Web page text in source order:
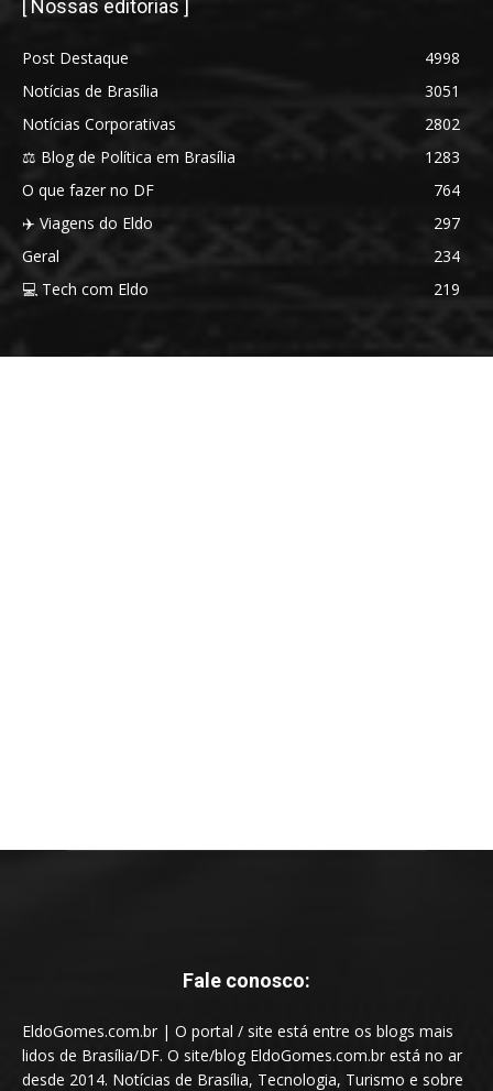
[ Nossas editorias ]
Post Destaque
4998
Notícias de Brasília
3051
Notícias Corporativas
2802
⚖️ Blog de Política em Brasília
1283
O que fazer no DF
764
✈️ Viagens do Eldo
297
Geral
234
💻 Tech com Eldo
219
Fale conosco:
EldoGomes.com.br | O portal / site está entre os blogs mais
lidos de Brasília/DF. O site/blog EldoGomes.com.br está no ar
desde 2014. Notícias de Brasília, Tecnologia, Turismo e sobre